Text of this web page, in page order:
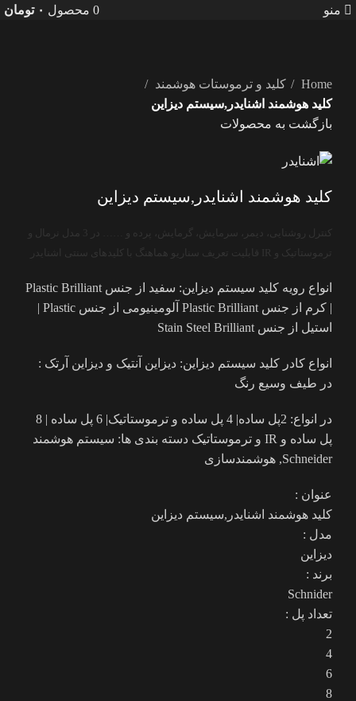
منو 0 محصول ۰ تومان
Home
کلید و ترموستات هوشمند
کلید هوشمند اشنایدر,سیستم دیزاین
بازگشت به محصولات
کلید هوشمند اشنایدر,سیستم دیزاین
کنترل روشنایی، دیمر، سرمایش، گرمایش، پرده و …… در 3 مدل نرمال و
ترموستاتیک و IR قابلیت تعریف سناریو هماهنگ با کلیدهای سنتی اشنایدر
انواع رویه کلید سیستم دیزاین: سفید از جنس Plastic Brilliant
| کرم از جنس Plastic Brilliant آلومینیومی از جنس Plastic |
استیل از جنس Stain Steel Brilliant
انواع کادر کلید سیستم دیزاین: دیزاین آنتیک و دیزاین آرتک :
در طیف وسیع رنگ
در انواع: 2پل ساده| 4 پل ساده و ترموستاتیک| 6 پل ساده | 8
پل ساده و IR و ترموستاتیک دسته بندی ها: سیستم هوشمند
Schneider, هوشمندسازی
عنوان :
کلید هوشمند اشنایدر,سیستم دیزاین
مدل :
دیزاین
برند :
Schnider
تعداد پل :
2
4
6
8